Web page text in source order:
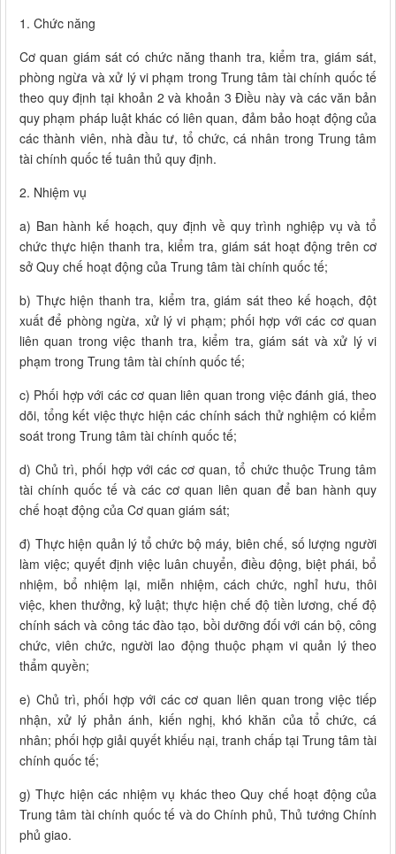
1. Chức năng
Cơ quan giám sát có chức năng thanh tra, kiểm tra, giám sát,
phòng ngừa và xử lý vi phạm trong Trung tâm tài chính quốc tế
theo quy định tại khoản 2 và khoản 3 Điều này và các văn bản
quy phạm pháp luật khác có liên quan, đảm bảo hoạt động của
các thành viên, nhà đầu tư, tổ chức, cá nhân trong Trung tâm
tài chính quốc tế tuân thủ quy định.
2. Nhiệm vụ
a) Ban hành kế hoạch, quy định về quy trình nghiệp vụ và tổ
chức thực hiện thanh tra, kiểm tra, giám sát hoạt động trên cơ
sở Quy chế hoạt động của Trung tâm tài chính quốc tế;
b) Thực hiện thanh tra, kiểm tra, giám sát theo kế hoạch, đột
xuất để phòng ngừa, xử lý vi phạm; phối hợp với các cơ quan
liên quan trong việc thanh tra, kiểm tra, giám sát và xử lý vi
phạm trong Trung tâm tài chính quốc tế;
c) Phối hợp với các cơ quan liên quan trong việc đánh giá, theo
dõi, tổng kết việc thực hiện các chính sách thử nghiệm có kiểm
soát trong Trung tâm tài chính quốc tế;
d) Chủ trì, phối hợp với các cơ quan, tổ chức thuộc Trung tâm
tài chính quốc tế và các cơ quan liên quan để ban hành quy
chế hoạt động của Cơ quan giám sát;
đ) Thực hiện quản lý tổ chức bộ máy, biên chế, số lượng người
làm việc; quyết định việc luân chuyển, điều động, biệt phái, bổ
nhiệm, bổ nhiệm lại, miễn nhiệm, cách chức, nghỉ hưu, thôi
việc, khen thưởng, kỷ luật; thực hiện chế độ tiền lương, chế độ
chính sách và công tác đào tạo, bồi dưỡng đối với cán bộ, công
chức, viên chức, người lao động thuộc phạm vi quản lý theo
thẩm quyền;
e) Chủ trì, phối hợp với các cơ quan liên quan trong việc tiếp
nhận, xử lý phản ánh, kiến nghị, khó khăn của tổ chức, cá
nhân; phối hợp giải quyết khiếu nại, tranh chấp tại Trung tâm tài
chính quốc tế;
g) Thực hiện các nhiệm vụ khác theo Quy chế hoạt động của
Trung tâm tài chính quốc tế và do Chính phủ, Thủ tướng Chính
phủ giao.